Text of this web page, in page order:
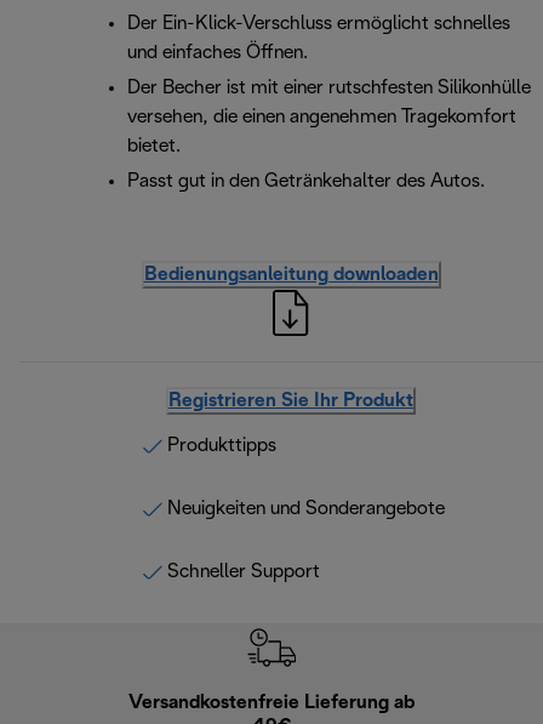
Der Ein-Klick-Verschluss ermöglicht schnelles
und einfaches Öffnen.
Der Becher ist mit einer rutschfesten Silikonhülle
versehen, die einen angenehmen Tragekomfort
bietet.
Passt gut in den Getränkehalter des Autos.
Bedienungsanleitung downloaden
Registrieren Sie Ihr Produkt
Produkttipps
Neuigkeiten und Sonderangebote
Schneller Support
Versandkostenfreie Lieferung ab